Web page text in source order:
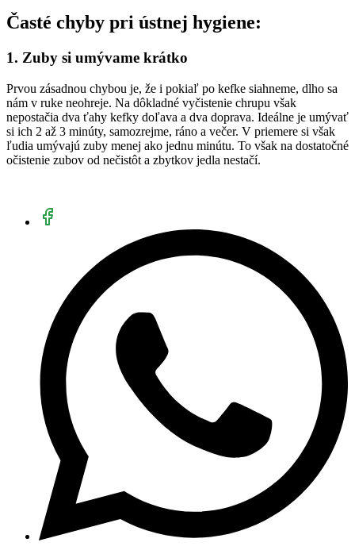
Časté chyby pri ústnej hygiene:
1. Zuby si umývame krátko
Prvou zásadnou chybou je, že i pokiaľ po kefke siahneme, dlho sa
nám v ruke neohreje. Na dôkladné vyčistenie chrupu však
nepostačia dva ťahy kefky doľava a dva doprava. Ideálne je umývať
si ich 2 až 3 minúty, samozrejme, ráno a večer. V priemere si však
ľudia umývajú zuby menej ako jednu minútu. To však na dostatočné
očistenie zubov od nečistôt a zbytkov jedla nestačí.